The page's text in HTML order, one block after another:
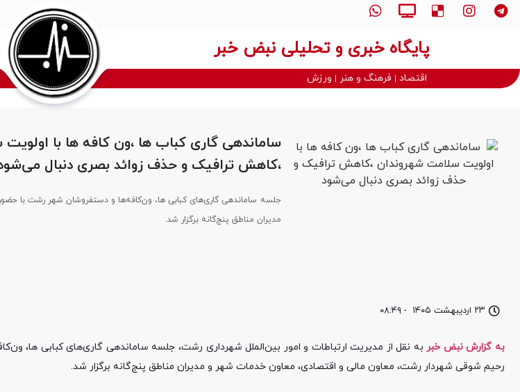
پایگاه خبری و تحلیلی نبض خبر
اقتصاد فرهنگ و هنر ورزش
۲۳ اردیبهشت ۱۴۰۵ - ۰۸:۴۹
ساماندهی گاری کباب ها ،ون کافه ها با
،کاهش ترافیک و حذف زوائد بصری دنبال
جلسه ساماندهی گاری‌های کبابی ها، ون‌کافه‌ها و دستفروشان شهر رشت با
مدیران مناطق پنج‌گانه برگزار شد.
به گزارش نبض خبر به نقل از مدیریت ارتباطات و امور بین‌الملل شهرداری رشت، جلسه ساماندهی گاری‌های کبابی ها،
رحیم شوقی شهردار رشت، معاون مالی و اقتصادی، معاون خدمات شهر و مدیران مناطق پنج‌گانه برگزار شد.